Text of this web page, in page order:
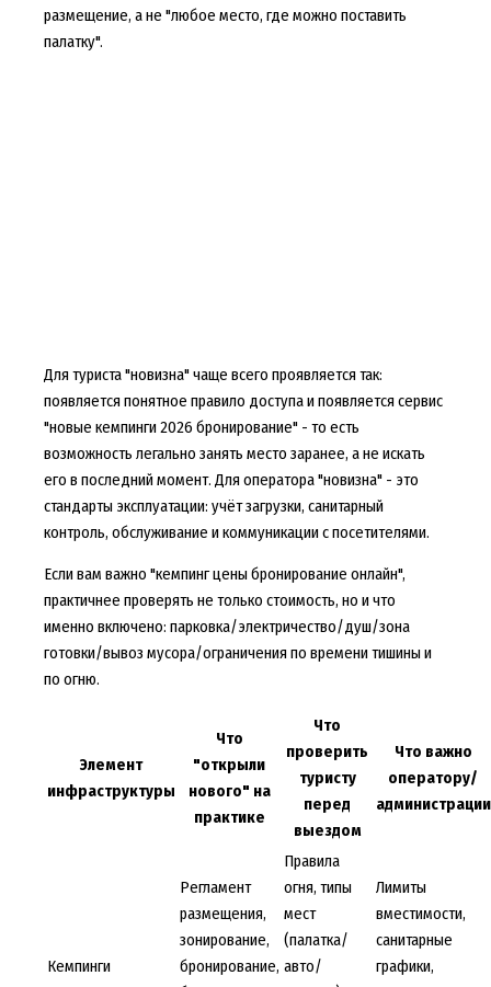
размещение, а не "любое место, где можно поставить
палатку".
Для туриста "новизна" чаще всего проявляется так:
появляется понятное правило доступа и появляется сервис
"новые кемпинги 2026 бронирование" - то есть
возможность легально занять место заранее, а не искать
его в последний момент. Для оператора "новизна" - это
стандарты эксплуатации: учёт загрузки, санитарный
контроль, обслуживание и коммуникации с посетителями.
Если вам важно "кемпинг цены бронирование онлайн",
практичнее проверять не только стоимость, но и что
именно включено: парковка/электричество/душ/зона
готовки/вывоз мусора/ограничения по времени тишины и
по огню.
Элемент
инфраструктуры
Что
"открыли
нового" на
практике
Что
проверить
туристу
перед
выездом
Что важно
оператору/
администрации
Кемпинги
Регламент
размещения,
зонирование,
бронирование,
Правила
огня, типы
мест
(палатка/
авто/
Лимиты
вместимости,
санитарные
графики,